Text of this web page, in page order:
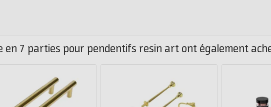
en 7 parties pour pendentifs resin art ont également